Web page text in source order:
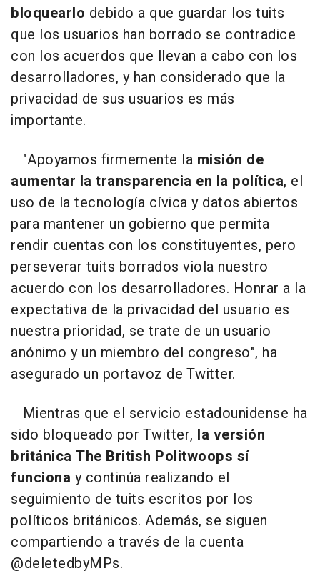
bloquearlo debido a que guardar los tuits
que los usuarios han borrado se contradice
con los acuerdos que llevan a cabo con los
desarrolladores, y han considerado que la
privacidad de sus usuarios es más
importante.
"Apoyamos firmemente la misión de
aumentar la transparencia en la política, el
uso de la tecnología cívica y datos abiertos
para mantener un gobierno que permita
rendir cuentas con los constituyentes, pero
perseverar tuits borrados viola nuestro
acuerdo con los desarrolladores. Honrar a la
expectativa de la privacidad del usuario es
nuestra prioridad, se trate de un usuario
anónimo y un miembro del congreso", ha
asegurado un portavoz de Twitter.
Mientras que el servicio estadounidense ha
sido bloqueado por Twitter, la versión
británica The British Politwoops sí
funciona y continúa realizando el
seguimiento de tuits escritos por los
políticos británicos. Además, se siguen
compartiendo a través de la cuenta
@deletedbyMPs.